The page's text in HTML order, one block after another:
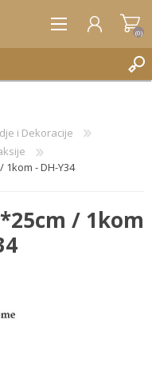
(0)
i Dekoracije
1kom - DH-Y34
/ 1kom